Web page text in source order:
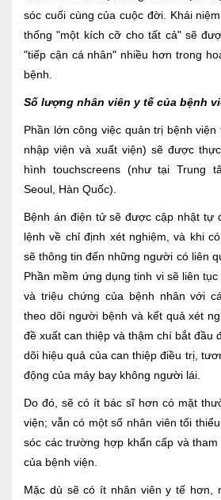
sóc cuối cùng của cuộc đời. Khái
thống "một kích cỡ cho tất cả" sẽ
"tiếp cận cá nhân" nhiều hơn trong
bệnh.
Số lượng nhân viên y tế của bệnh
Phần lớn công việc quản trị bệnh
nhập viện và xuất viện) sẽ được
hình touchscreens (như tại Trung
Seoul, Hàn Quốc).
Bệnh án điện tử sẽ được cập nhật tự
lệnh về chỉ định xét nghiệm, và khi
sẽ thông tin đến những người có liên
Phần mềm ứng dụng tinh vi sẽ liên
và triệu chứng của bệnh nhân với
theo dõi người bệnh và kết quả xét
đề xuất can thiệp và thậm chí bắt đầu
dõi hiệu quả của can thiệp điều trị,
động của máy bay không người lái.
Do đó, sẽ có ít bác sĩ hơn có mặt
viện; vẫn có một số nhân viên tối
sóc các trường hợp khẩn cấp và
của bệnh viện.
Mặc dù sẽ có ít nhân viên y tế hơn,